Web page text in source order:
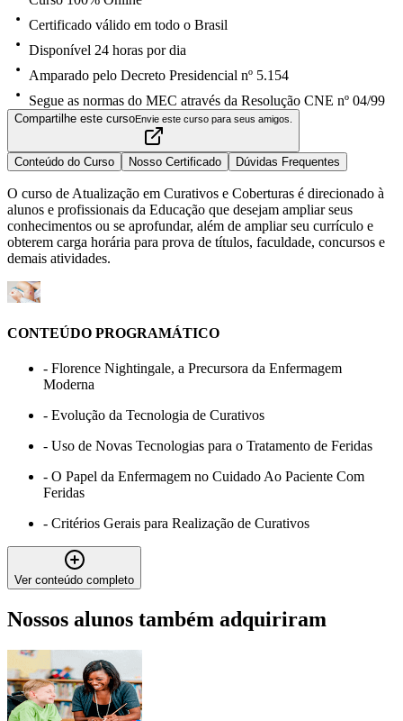
Certificado válido em todo o Brasil
Disponível 24 horas por dia
Amparado pelo Decreto Presidencial nº 5.154
Segue as normas do MEC através da Resolução CNE nº 04/99
Compartilhe este cursoEnvie este curso para seus amigos.
Conteúdo do Curso Nosso Certificado Dúvidas Frequentes
O curso de Atualização em Curativos e Coberturas é direcionado à
alunos e profissionais da Educação que desejam ampliar seus
conhecimentos ou se aprofundar, além de ampliar seu currículo e
obterem carga horária para prova de títulos, faculdade, concursos e
demais atividades.
CONTEÚDO PROGRAMÁTICO
- Florence Nightingale, a Precursora da Enfermagem
Moderna
- Evolução da Tecnologia de Curativos
- Uso de Novas Tecnologias para o Tratamento de Feridas
- O Papel da Enfermagem no Cuidado Ao Paciente Com
Feridas
- Critérios Gerais para Realização de Curativos
Ver conteúdo completo
Nossos alunos também adquiriram